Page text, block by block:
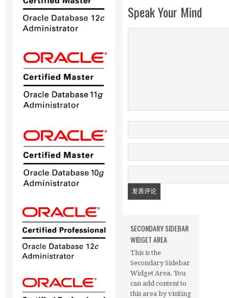
Speak Your Mind
SECONDARY SIDEBAR
WIDGET AREA
This is the
Secondary Sidebar
Widget Area. You
can add content to
this area by visiting